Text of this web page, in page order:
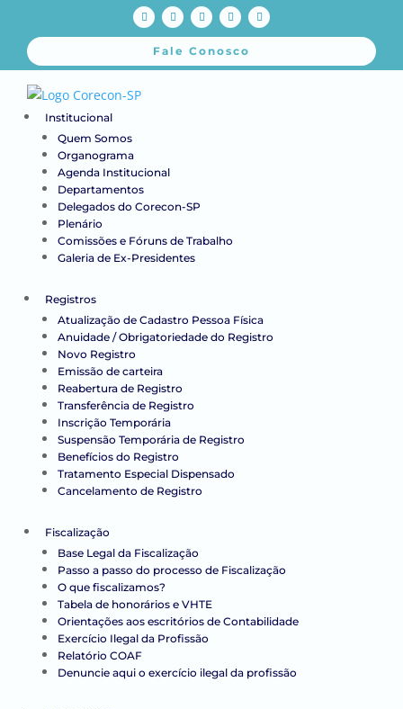
Fale Conosco
Institucional
Quem Somos
Organograma
Agenda Institucional
Departamentos
Delegados do Corecon-SP
Plenário
Comissões e Fóruns de Trabalho
Galeria de Ex-Presidentes
Registros
Atualização de Cadastro Pessoa Física
Anuidade / Obrigatoriedade do Registro
Novo Registro
Emissão de carteira
Reabertura de Registro
Transferência de Registro
Inscrição Temporária
Suspensão Temporária de Registro
Benefícios do Registro
Tratamento Especial Dispensado
Cancelamento de Registro
Fiscalização
Base Legal da Fiscalização
Passo a passo do processo de Fiscalização
O que fiscalizamos?
Tabela de honorários e VHTE
Orientações aos escritórios de Contabilidade
Exercício Ilegal da Profissão
Relatório COAF
Denuncie aqui o exercício ilegal da profissão